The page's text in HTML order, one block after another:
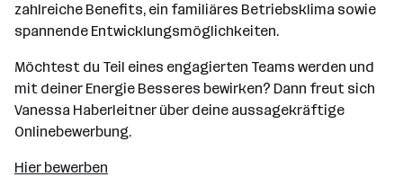
zahlreiche Benefits, ein familiäres Betriebsklima sowie
spannende Entwicklungsmöglichkeiten.
Möchtest du Teil eines engagierten Teams werden und
mit deiner Energie Besseres bewirken? Dann freut sich
Vanessa Haberleitner über deine aussagekräftige
Onlinebewerbung.
Hier bewerben